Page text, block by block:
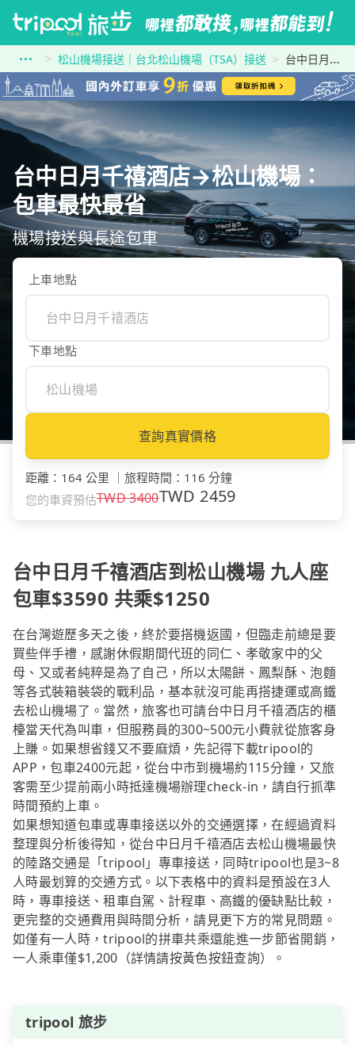
松山機場接送｜台北松山機場（TSA）接送 台中日月千禧酒店到松山機場
台中日月千禧酒店→松山機場：
包車最快最省
機場接送與長途包車
上車地點
下車地點
查詢真實價格
距離 ： 164 公里 旅程時間 ： 116 分鐘
您的車資預估TWD3400TWD 2459
台中日月千禧酒店到松山機場 九人座
包車$3590 共乘$1250
在台灣遊歷多天之後，終於要搭機返國，但臨走前總是要
買些伴手禮，感謝休假期間代班的同仁、孝敬家中的父
母、又或者純粹是為了自己，所以太陽餅、鳳梨酥、泡麵
等各式裝箱裝袋的戰利品，基本就沒可能再搭捷運或高鐵
去松山機場了。當然，旅客也可請台中日月千禧酒店的櫃
檯當天代為叫車，但服務員的300~500元小費就從旅客身
上賺。如果想省錢又不要麻煩，先記得下載tripool的
APP，包車2400元起，從台中市到機場約115分鐘，又旅
客需至少提前兩小時抵達機場辦理check-in，請自行抓準
時間預約上車。
如果想知道包車或專車接送以外的交通選擇，在經過資料
整理與分析後得知，從台中日月千禧酒店去松山機場最快
的陸路交通是「tripool」專車接送，同時tripool也是3~8
人時最划算的交通方式。以下表格中的資料是預設在3人
時，專車接送、租車自駕、計程車、高鐵的優缺點比較，
更完整的交通費用與時間分析，請見更下方的常見問題。
如僅有一人時，tripool的拼車共乘還能進一步節省開銷，
一人乘車僅$1,200（詳情請按黃色按鈕查詢）。
tripool 旅步